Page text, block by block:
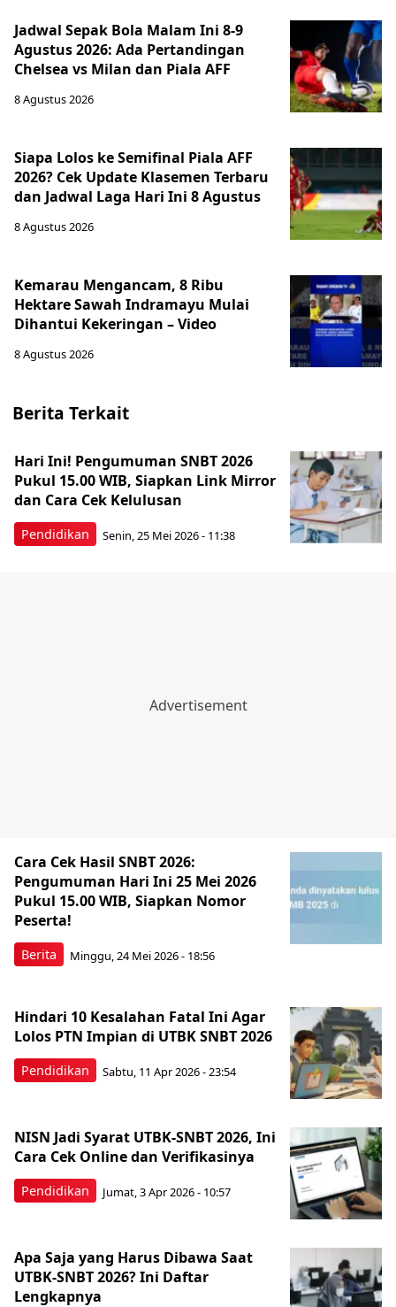
Jadwal Sepak Bola Malam Ini 8-9
Agustus 2026: Ada Pertandingan
Chelsea vs Milan dan Piala AFF
8 Agustus 2026
Siapa Lolos ke Semifinal Piala AFF
2026? Cek Update Klasemen Terbaru
dan Jadwal Laga Hari Ini 8 Agustus
8 Agustus 2026
Kemarau Mengancam, 8 Ribu
Hektare Sawah Indramayu Mulai
Dihantui Kekeringan – Video
8 Agustus 2026
Berita Terkait
Pendidikan
Hari Ini! Pengumuman SNBT 2026
Pukul 15.00 WIB, Siapkan Link Mirror
dan Cara Cek Kelulusan
Senin, 25 Mei 2026 - 11:38
Berita
Cara Cek Hasil SNBT 2026:
Pengumuman Hari Ini 25 Mei 2026
Pukul 15.00 WIB, Siapkan Nomor
Peserta!
Minggu, 24 Mei 2026 - 18:56
Pendidikan
Hindari 10 Kesalahan Fatal Ini Agar
Lolos PTN Impian di UTBK SNBT 2026
Sabtu, 11 Apr 2026 - 23:54
Pendidikan
NISN Jadi Syarat UTBK-SNBT 2026, Ini
Cara Cek Online dan Verifikasinya
Jumat, 3 Apr 2026 - 10:57
Apa Saja yang Harus Dibawa Saat
UTBK-SNBT 2026? Ini Daftar
Lengkapnya